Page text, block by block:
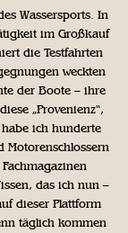
Wassersports. In
im Großkauf
die Testfahrten
weckten
der Boote – ihre
„Provenienz“,
ich hunderte
Motorenschlossern
das ich nun –
dieser Plattform
täglich kommen